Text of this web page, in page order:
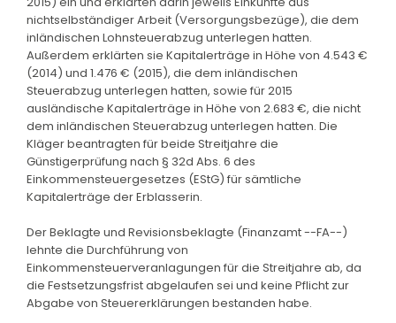
nichtselbständiger Arbeit (Versorgungsbezüge), die dem
inländischen Lohnsteuerabzug unterlegen hatten.
Außerdem erklärten sie Kapitalerträge in Höhe von 4.543 €
(2014) und 1.476 € (2015), die dem inländischen
Steuerabzug unterlegen hatten, sowie für 2015
ausländische Kapitalerträge in Höhe von 2.683 €, die nicht
dem inländischen Steuerabzug unterlegen hatten. Die
Kläger beantragten für beide Streitjahre die
Günstigerprüfung nach § 32d Abs. 6 des
Einkommensteuergesetzes (EStG) für sämtliche
Kapitalerträge der Erblasserin.
Der Beklagte und Revisionsbeklagte (Finanzamt --FA--)
lehnte die Durchführung von
Einkommensteuerveranlagungen für die Streitjahre ab, da
die Festsetzungsfrist abgelaufen sei und keine Pflicht zur
Abgabe von Steuererklärungen bestanden habe.